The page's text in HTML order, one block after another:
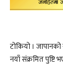
टोकियो ।
नयाँ संक्रमित पुष्टि